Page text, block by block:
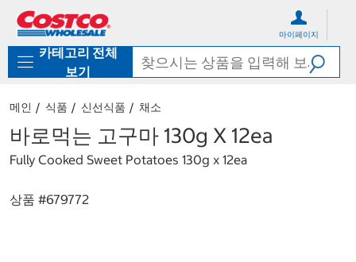
로
기
가
마이페이지
카테고리 전체
보기
메인 식품 신선식품 채소
바로먹는 고구마 130g X 12ea
Fully Cooked Sweet Potatoes 130g x 12ea
상품 #679772